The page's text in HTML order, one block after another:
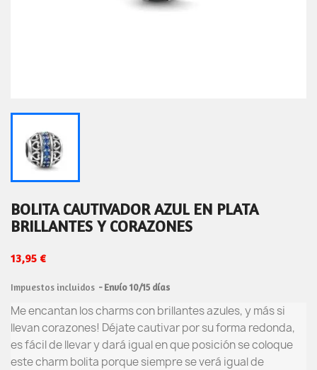
BOLITA CAUTIVADOR AZUL EN PLATA
BRILLANTES Y CORAZONES
13,95 €
Impuestos incluidos Envío 10/15 días
Me encantan los charms con brillantes azules, y más si
llevan corazones! Déjate cautivar por su forma redonda,
es fácil de llevar y dará igual en que posición se coloque
este charm bolita porque siempre se verá igual de